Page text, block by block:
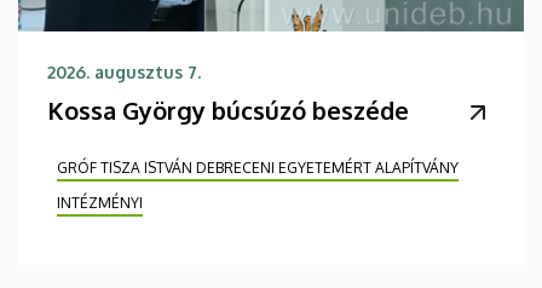
2026. augusztus 7.
Kossa György búcsúzó beszéde
GRÓF TISZA ISTVÁN DEBRECENI EGYETEMÉRT ALAPÍTVÁNY
INTÉZMÉNYI